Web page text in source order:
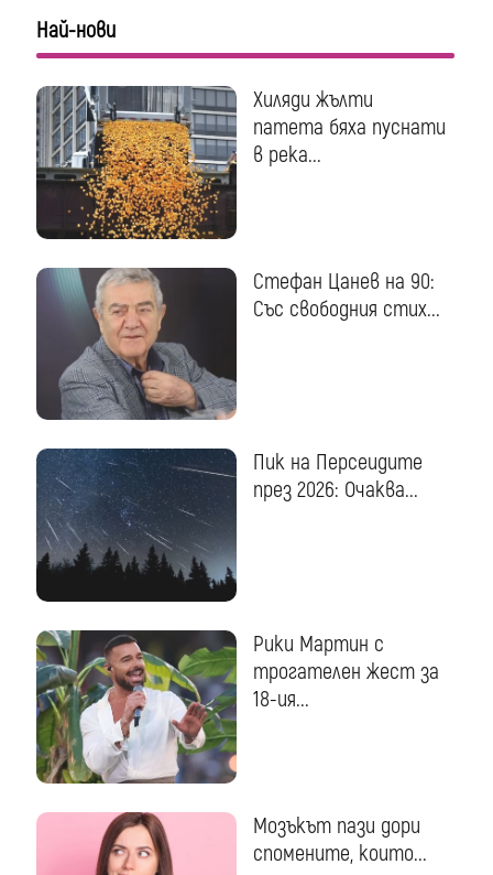
Най-нови
Хиляди жълти
патета бяха пуснати
в река...
Стефан Цанев на 90:
Със свободния стих...
Пик на Персеидите
през 2026: Очаква...
Рики Мартин с
трогателен жест за
18-ия...
Мозъкът пази дори
спомените, които...